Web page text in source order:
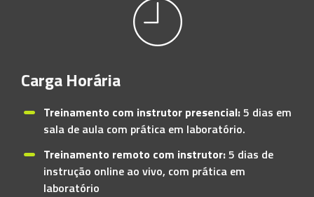
Carga Horária
Treinamento com instrutor presencial:5 dias em
sala de aula com prática em laboratório.
Treinamento remoto com instrutor:5 dias de
instrução online ao vivo, com prática em
laboratório